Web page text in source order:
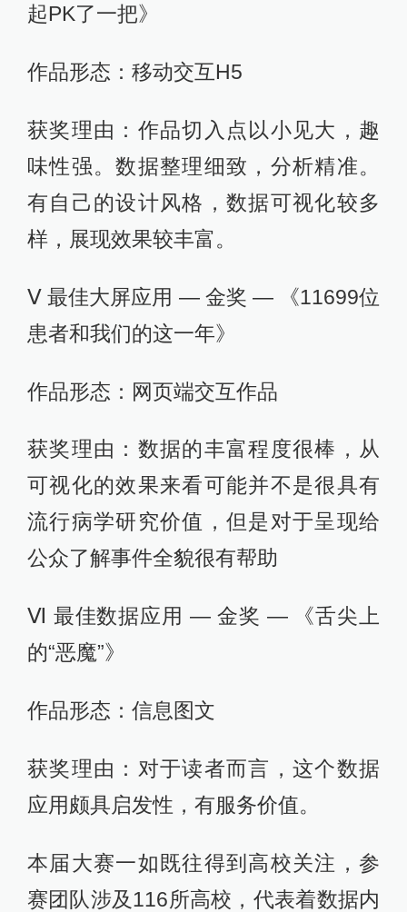
起PK了一把》
作品形态：移动交互H5
获奖理由：作品切入点以小见大，趣
味性强。数据整理细致，分析精准。
有自己的设计风格，数据可视化较多
样，展现效果较丰富。
Ⅴ 最佳大屏应用 — 金奖 — 《11699位
患者和我们的这一年》
作品形态：网页端交互作品
获奖理由：数据的丰富程度很棒，从
可视化的效果来看可能并不是很具有
流行病学研究价值，但是对于呈现给
公众了解事件全貌很有帮助
Ⅵ 最佳数据应用 — 金奖 — 《舌尖上
的“恶魔”》
作品形态：信息图文
获奖理由：对于读者而言，这个数据
应用颇具启发性，有服务价值。
本届大赛一如既往得到高校关注，参
赛团队涉及116所高校，代表着数据内